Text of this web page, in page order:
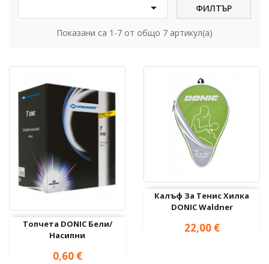
 ФИЛТЪР
Показани са 1-7 от общо 7 артикул(а)
Топчетa DONIC Бели/
Насипни
Цена
0,60 €
Калъф За Тенис Хилка
DONIC Waldner
Цена
22,00 €